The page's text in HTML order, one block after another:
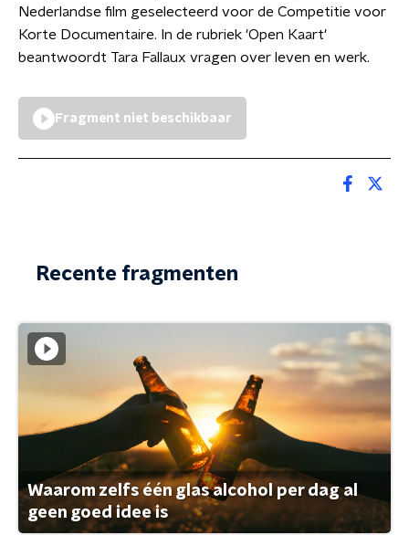
Nederlandse film geselecteerd voor de Competitie voor
Korte Documentaire. In de rubriek 'Open Kaart'
beantwoordt Tara Fallaux vragen over leven en werk.
Fragment niet beschikbaar
Recente fragmenten
Waarom zelfs één glas alcohol per dag al
geen goed idee is